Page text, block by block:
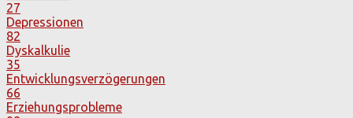
27
Depressionen
82
Dyskalkulie
35
Entwicklungsverzögerungen
66
Erziehungsprobleme